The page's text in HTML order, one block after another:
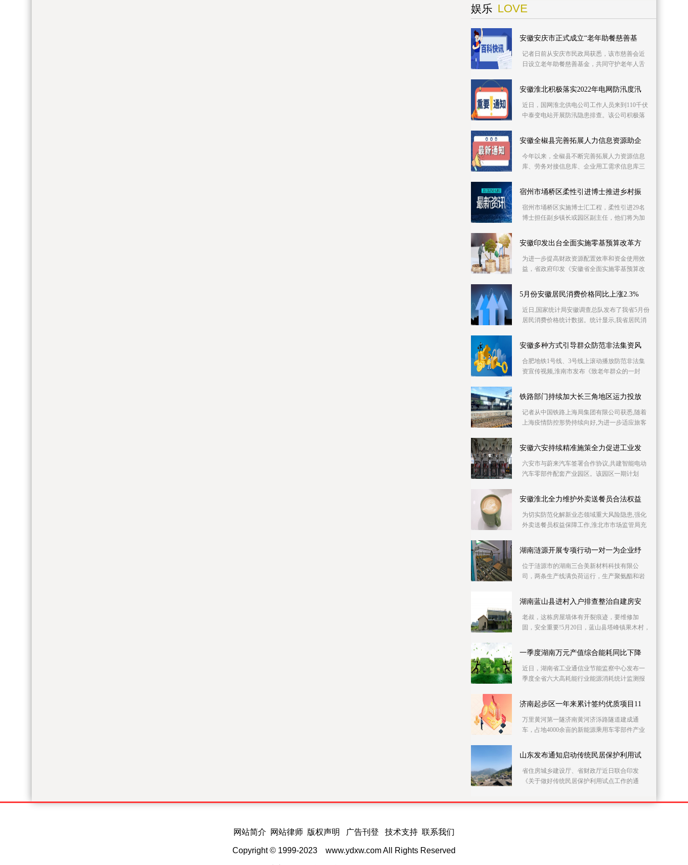
娱乐 LOVE
安徽安庆市正式成立“老年助餐慈善基
记者日前从安庆市民政局获悉，该市慈善会近
日设立老年助餐慈善基金，共同守护老年人舌
年食堂、社
安徽淮北积极落实2022年电网防汛度汛
近日，国网淮北供电公司工作人员来到110千伏
中泰变电站开展防汛隐患排查。该公司积极落
推进极端
安徽全椒县完善拓展人力信息资源助企
今年以来，全椒县不断完善拓展人力资源信息
库、劳务对接信息库、企业用工需求信息库三
息1 2万个
宿州市埇桥区柔性引进博士推进乡村振
宿州市埇桥区实施博士汇工程，柔性引进29名
博士担任副乡镇长或园区副主任，他们将为加
前，博士专
安徽印发出台全面实施零基预算改革方
为进一步提高财政资源配置效率和资金使用效
益，省政府印发《安徽省全面实施零基预算改
范围内全面
5月份安徽居民消费价格同比上涨2.3%
近日,国家统计局安徽调查总队发布了我省5月份
居民消费价格统计数据。统计显示,我省居民消
百分
安徽多种方式引导群众防范非法集资风
合肥地铁1号线、3号线上滚动播放防范非法集
资宣传视频,淮南市发布《致老年群众的一封
宣传月,今
铁路部门持续加大长三角地区运力投放
记者从中国铁路上海局集团有限公司获悉,随着
上海疫情防控形势持续向好,为进一步适应旅客
持续加
安徽六安持续精准施策全力促进工业发
六安市与蔚来汽车签署合作协议,共建智能电动
汽车零部件配套产业园区。该园区一期计划
压铸产能,
安徽淮北全力维护外卖送餐员合法权益
为切实防范化解新业态领域重大风险隐患,强化
外卖送餐员权益保障工作,淮北市市场监管局充
益。淮北
湖南涟源开展专项行动一对一为企业纾
位于涟源市的湖南三合美新材料科技有限公
司，两条生产线满负荷运行，生产聚氨酯和岩
两条生产线，
湖南蓝山县进村入户排查整治自建房安
老叔，这栋房屋墙体有开裂痕迹，要维修加
固，安全重要!5月20日，蓝山县塔峰镇果木村，
治。连日来
一季度湖南万元产值综合能耗同比下降
近日，湖南省工业通信业节能监察中心发布一
季度全省六大高耗能行业能源消耗统计监测报
业的万元
济南起步区一年来累计签约优质项目11
万里黄河第一隧济南黄河济泺路隧道建成通
车，占地4000余亩的新能源乘用车零部件产业
方案获批复一
山东发布通知启动传统民居保护利用试
省住房城乡建设厅、省财政厅近日联合印发
《关于做好传统民居保护利用试点工作的通
工作。此次试点
网站简介 网站律师 版权声明 广告刊登 技术支持 联系我们
Copyright © 1999-2023 www.ydxw.comAll Rights Reserved